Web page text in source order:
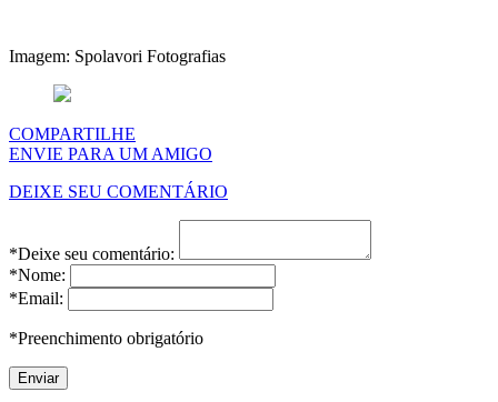
Imagem: Spolavori Fotografias
COMPARTILHE
ENVIE PARA UM AMIGO
DEIXE SEU COMENTÁRIO
*Deixe seu comentário:
*Nome:
*Email:
*Preenchimento obrigatório